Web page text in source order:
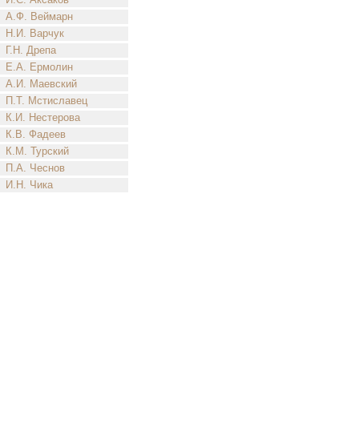
А.Ф. Веймарн
Н.И. Варчук
Г.Н. Дрепа
Е.А. Ермолин
А.И. Маевский
П.Т. Мстиславец
К.И. Нестерова
К.В. Фадеев
К.М. Турский
П.А. Чеснов
И.Н. Чика